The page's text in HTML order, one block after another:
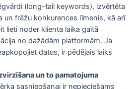
(long-tail keywords), izvērtēta
un frāžu konkurences līmenis, kā arī
lieti noder klienta laika gaitā
no dažādām platformām. Ja
datus, ir pēdējais laiks
un to pamatojuma
sasniegšanai ir nepieciešams